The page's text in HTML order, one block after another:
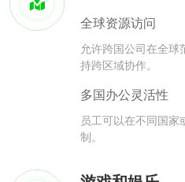
全球资源访问
允许跨国公司在全球
持跨区域协作。
多国办公灵活性
员工可以在不同国家
制。